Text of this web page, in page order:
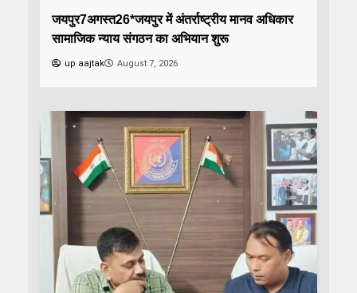
जयपुर7अगस्त26*जयपुर में अंतर्राष्ट्रीय मानव अधिकार
सामाजिक न्याय संगठन का अभियान शुरू
up aajtak August 7, 2026